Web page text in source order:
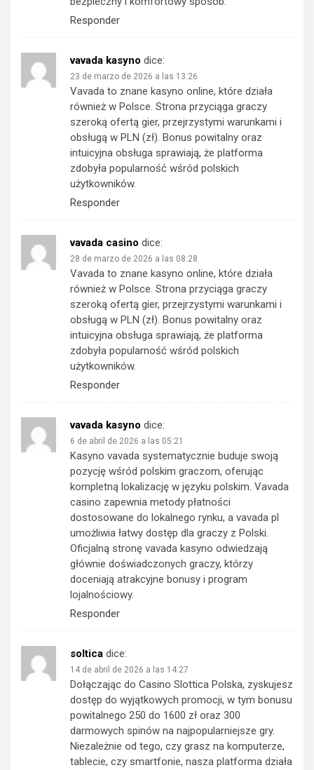
Responder
vavada kasyno dice:
23 de marzo de 2026 a las 13:26
Vavada to znane kasyno online, które działa
również w Polsce. Strona przyciąga graczy
szeroką ofertą gier, przejrzystymi warunkami i
obsługą w PLN (zł). Bonus powitalny oraz
intuicyjna obsługa sprawiają, że platforma
zdobyła popularność wśród polskich
użytkowników.
Responder
vavada casino dice:
28 de marzo de 2026 a las 08:28
Vavada to znane kasyno online, które działa
również w Polsce. Strona przyciąga graczy
szeroką ofertą gier, przejrzystymi warunkami i
obsługą w PLN (zł). Bonus powitalny oraz
intuicyjna obsługa sprawiają, że platforma
zdobyła popularność wśród polskich
użytkowników.
Responder
vavada kasyno dice:
6 de abril de 2026 a las 05:21
Kasyno vavada systematycznie buduje swoją
pozycję wśród polskim graczom, oferując
kompletną lokalizację w języku polskim. Vavada
casino zapewnia metody płatności
dostosowane do lokalnego rynku, a vavada pl
umożliwia łatwy dostęp dla graczy z Polski.
Oficjalną stronę vavada kasyno odwiedzają
głównie doświadczonych graczy, którzy
doceniają atrakcyjne bonusy i program
lojalnościowy.
Responder
soltica dice:
14 de abril de 2026 a las 14:27
Dołączając do Casino Slottica Polska, zyskujesz
dostęp do wyjątkowych promocji, w tym bonusu
powitalnego 250 do 1600 zł oraz 300
darmowych spinów na najpopularniejsze gry.
Niezależnie od tego, czy grasz na komputerze,
tablecie, czy smartfonie, nasza platforma działa